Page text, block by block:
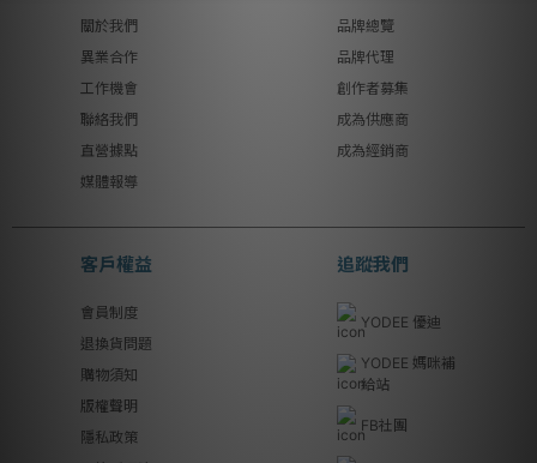
關於我們
異業合作
工作機會
聯絡我們
直營據點
媒體報導
品牌總覽
品牌代理
創作者募集
成為供應商
成為經銷商
客戶權益
會員制度
退換貨問題
購物須知
版權聲明
隱私政策
追蹤我們
YODEE 優迪
YODEE 媽咪補
給站
FB社團